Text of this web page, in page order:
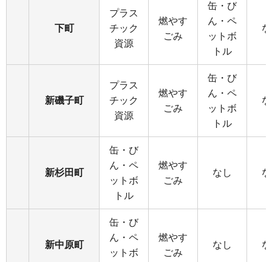
下町
プラス
チック
資源
燃やす
ごみ
缶・び
ん・ペ
ットボ
トル
新磯子町
プラス
チック
資源
燃やす
ごみ
缶・び
ん・ペ
ットボ
トル
新杉田町
缶・び
ん・ペ
ットボ
トル
燃やす
ごみ
なし
新中原町
缶・び
ん・ペ
ットボ
燃やす
ごみ
なし